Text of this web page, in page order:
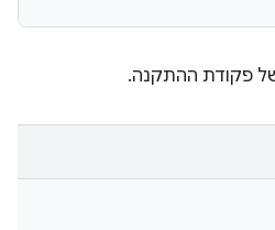
פקודת ההתקנה.